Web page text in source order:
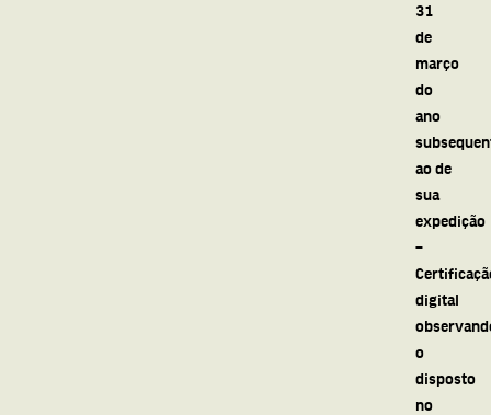
31
de
março
do
ano
ao de
sua
expedição
–
digital
o
disposto
no